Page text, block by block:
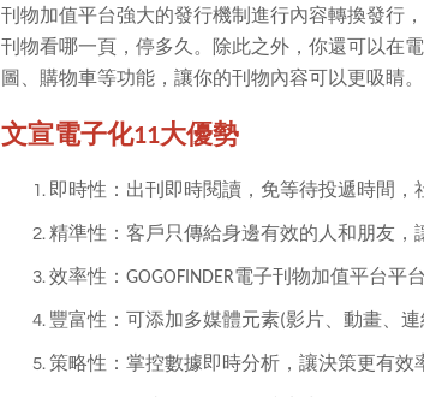
刊物加值平台強大的發行機制進行內容轉換發行
刊物看哪一頁，停多久。除此之外，你還可以在
圖、購物車等功能，讓你的刊物內容可以更吸睛。
文宣電子化11大優勢
即時性：出刊即時閱讀，免等待投遞時間，
精準性：客戶只傳給身邊有效的人和朋友，
效率性：GOGOFINDER電子刊物加值平台
豐富性：可添加多媒體元素(影片、動畫、
策略性：掌控數據即時分析，讓決